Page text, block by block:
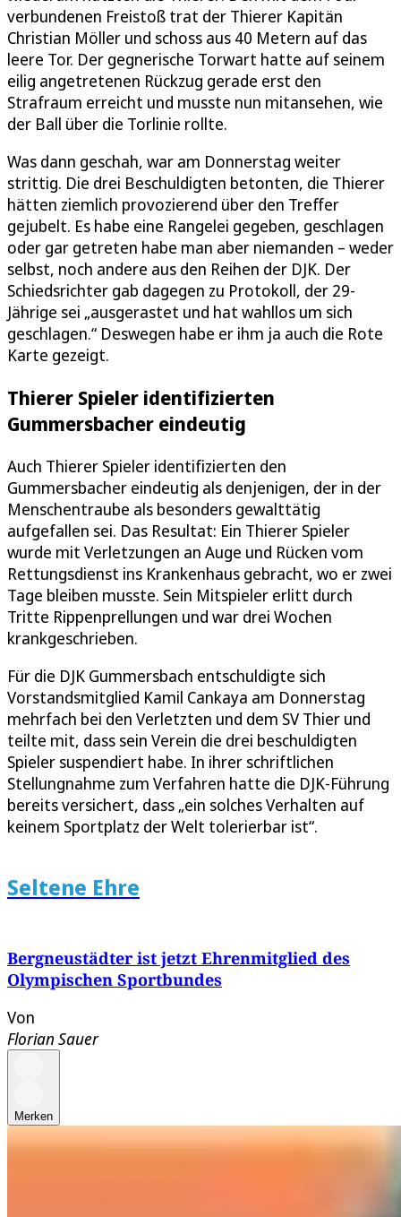
verbundenen Freistoß trat der Thierer Kapitän
Christian Möller und schoss aus 40 Metern auf das
leere Tor. Der gegnerische Torwart hatte auf seinem
eilig angetretenen Rückzug gerade erst den
Strafraum erreicht und musste nun mitansehen, wie
der Ball über die Torlinie rollte.
Was dann geschah, war am Donnerstag weiter
strittig. Die drei Beschuldigten betonten, die Thierer
hätten ziemlich provozierend über den Treffer
gejubelt. Es habe eine Rangelei gegeben, geschlagen
oder gar getreten habe man aber niemanden – weder
selbst, noch andere aus den Reihen der DJK. Der
Schiedsrichter gab dagegen zu Protokoll, der 29-
Jährige sei „ausgerastet und hat wahllos um sich
geschlagen.“ Deswegen habe er ihm ja auch die Rote
Karte gezeigt.
Thierer Spieler identifizierten
Gummersbacher eindeutig
Auch Thierer Spieler identifizierten den
Gummersbacher eindeutig als denjenigen, der in der
Menschentraube als besonders gewalttätig
aufgefallen sei. Das Resultat: Ein Thierer Spieler
wurde mit Verletzungen an Auge und Rücken vom
Rettungsdienst ins Krankenhaus gebracht, wo er zwei
Tage bleiben musste. Sein Mitspieler erlitt durch
Tritte Rippenprellungen und war drei Wochen
krankgeschrieben.
Für die DJK Gummersbach entschuldigte sich
Vorstandsmitglied Kamil Cankaya am Donnerstag
mehrfach bei den Verletzten und dem SV Thier und
teilte mit, dass sein Verein die drei beschuldigten
Spieler suspendiert habe. In ihrer schriftlichen
Stellungnahme zum Verfahren hatte die DJK-Führung
bereits versichert, dass „ein solches Verhalten auf
keinem Sportplatz der Welt tolerierbar ist“.
Seltene Ehre
Bergneustädter ist jetzt Ehrenmitglied des
Olympischen Sportbundes
Von
Florian Sauer
Merken